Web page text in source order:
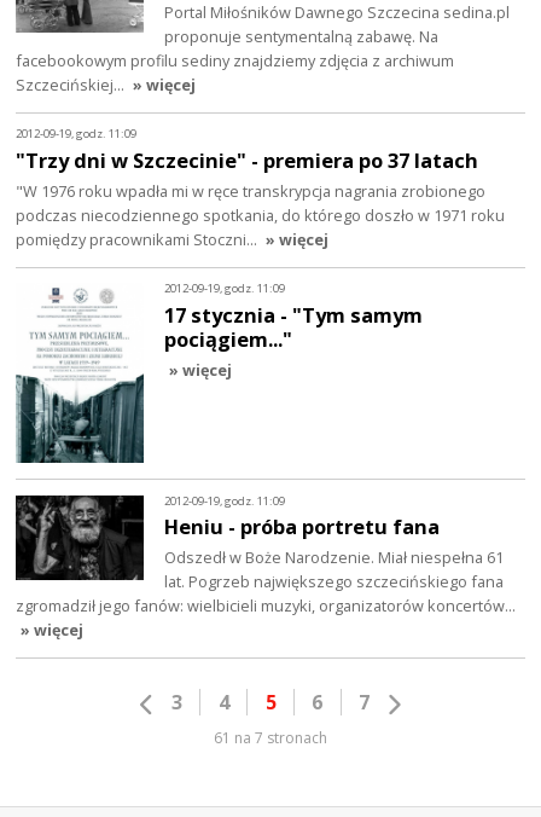
Portal Miłośników Dawnego Szczecina sedina.pl
proponuje sentymentalną zabawę. Na
facebookowym profilu sediny znajdziemy zdjęcia z archiwum
Szczecińskiej… » więcej
2012-09-19, godz. 11:09
"Trzy dni w Szczecinie" - premiera po 37 latach
"W 1976 roku wpadła mi w ręce transkrypcja nagrania zrobionego
podczas niecodziennego spotkania, do którego doszło w 1971 roku
pomiędzy pracownikami Stoczni… » więcej
2012-09-19, godz. 11:09
17 stycznia - "Tym samym
pociągiem..."
» więcej
2012-09-19, godz. 11:09
Heniu - próba portretu fana
Odszedł w Boże Narodzenie. Miał niespełna 61
lat. Pogrzeb największego szczecińskiego fana
zgromadził jego fanów: wielbicieli muzyki, organizatorów koncertów…
» więcej
3 4 5 6 7
61 na 7 stronach